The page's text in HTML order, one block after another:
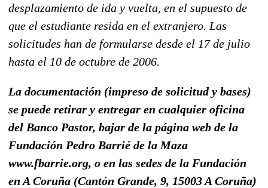
desplazamiento de ida y vuelta, en el supuesto de
que el estudiante resida en el extranjero. Las
solicitudes han de formularse desde el 17 de julio
hasta el 10 de octubre de 2006.
La documentación (impreso de solicitud y bases)
se puede retirar y entregar en cualquier oficina
del Banco Pastor, bajar de la página web de la
Fundación Pedro Barrié de la Maza
www.fbarrie.org, o en las sedes de la Fundación
en A Coruña (Cantón Grande, 9, 15003 A Coruña)